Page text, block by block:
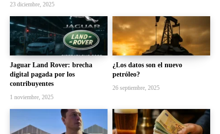
23 diciembre, 2025
Jaguar Land Rover: brecha
digital pagada por los
contribuyentes
1 noviembre, 2025
¿Los datos son el nuevo
petróleo?
26 septiembre, 2025